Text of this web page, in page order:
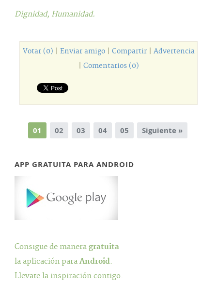
Dignidad, Humanidad.
Votar (0) Enviar amigo| Compartir| Advertencia
Comentarios (0)
01 02 03 04 05 Siguiente »
APP GRATUITA PARA ANDROID
Consigue de manera gratuita
la aplicación para Android.
Llevate la inspiración contigo.